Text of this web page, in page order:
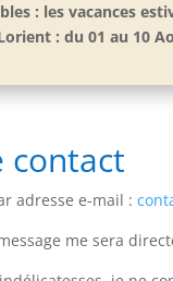
: les vacances
: du 01 au 10
contact
adresse e-mail :
me sera